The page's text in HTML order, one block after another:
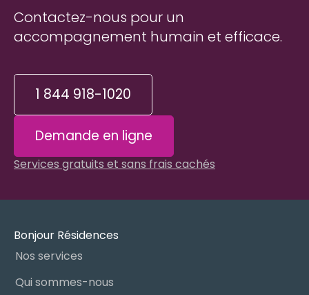
Contactez-nous pour un
accompagnement humain et efficace.
1 844 918-1020
Demande en ligne
Services gratuits et sans frais cachés
Bonjour Résidences
Nos services
Qui sommes-nous